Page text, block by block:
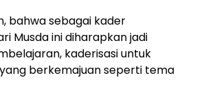
bahwa sebagai kader
Musda ini diharapkan jadi
kaderisasi untuk
berkemajuan seperti tema